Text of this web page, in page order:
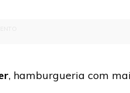
, hamburgueria com